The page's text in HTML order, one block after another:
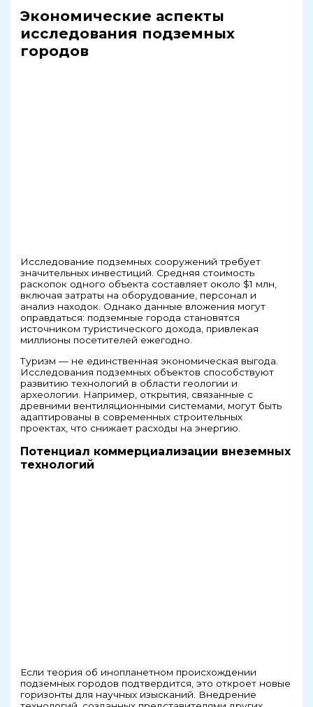
Экономические аспекты
исследования подземных
городов
Исследование подземных сооружений требует
значительных инвестиций. Средняя стоимость
раскопок одного объекта составляет около $1 млн,
включая затраты на оборудование, персонал и
анализ находок. Однако данные вложения могут
оправдаться: подземные города становятся
источником туристического дохода, привлекая
миллионы посетителей ежегодно.
Туризм — не единственная экономическая выгода.
Исследования подземных объектов способствуют
развитию технологий в области геологии и
археологии. Например, открытия, связанные с
древними вентиляционными системами, могут быть
адаптированы в современных строительных
проектах, что снижает расходы на энергию.
Потенциал коммерциализации внеземных
технологий
Если теория об инопланетном происхождении
подземных городов подтвердится, это откроет новые
горизонты для научных изысканий. Внедрение